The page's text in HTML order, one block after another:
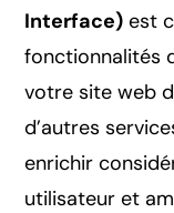
Interface) est
fonctionnalités
votre site web
d’autres
enrichir
utilisateur et